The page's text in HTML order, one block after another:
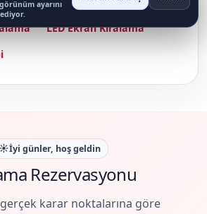
LED Ekran Kiralama
☀️İyi günler, hoş geldin
Rezervasyonu
karar noktalarına göre
ayarını